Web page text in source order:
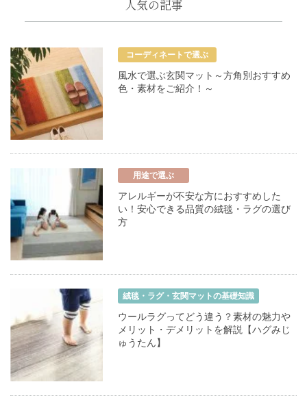
人気の記事
コーディネートで選ぶ
風水で選ぶ玄関マット～方角別おすすめ
色・素材をご紹介！～
用途で選ぶ
アレルギーが不安な方におすすめした
い！安心できる品質の絨毯・ラグの選び
方
絨毯・ラグ・玄関マットの基礎知識
ウールラグってどう違う？素材の魅力や
メリット・デメリットを解説【ハグみじ
ゅうたん】